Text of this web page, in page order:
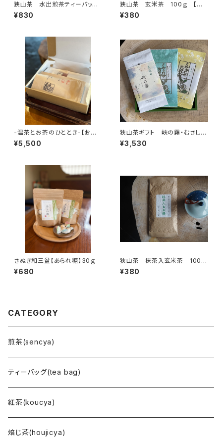
狭山茶 水出煎茶ティーバッ
グ 5ｇ×15 【古谷園】
¥830
狭山茶 玄米茶 100ｇ 【古
谷園】
¥380
-温茶とお茶のひととき-【お腹
用紅茶カイロと紅茶ティーバッ
グ】
¥5,500
狭山茶ギフト 峡の霧・むさし
の・ふくみどり３種セット 【古谷
園】
¥3,530
さぬき和三盆【あられ糖】30ｇ
¥680
狭山茶 抹茶入玄米茶 100
ｇ 【古谷園】
¥380
CATEGORY
煎茶(sencya)
ティーバッグ(tea bag)
紅茶(koucya)
焙じ茶(houjicya)